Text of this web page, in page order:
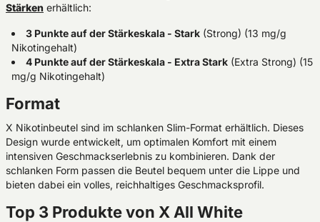
Stärken erhältlich:
3 Punkte auf der Stärkeskala - Stark (Strong) (13 mg/g
Nikotingehalt)
4 Punkte auf der Stärkeskala - Extra Stark (Extra Strong) (15
mg/g Nikotingehalt)
Format
X Nikotinbeutel sind im schlanken Slim-Format erhältlich. Dieses
Design wurde entwickelt, um optimalen Komfort mit einem
intensiven Geschmackserlebnis zu kombinieren. Dank der
schlanken Form passen die Beutel bequem unter die Lippe und
bieten dabei ein volles, reichhaltiges Geschmacksprofil.
Top 3 Produkte von X All White